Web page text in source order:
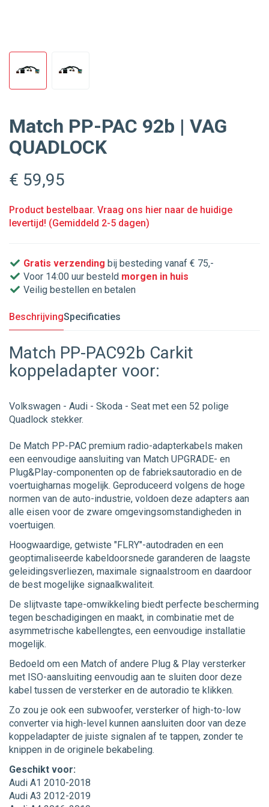
Match PP-PAC 92b | VAG
QUADLOCK
€ 59,95
Product bestelbaar. Vraag ons hier naar de huidige
levertijd! (Gemiddeld 2-5 dagen)
Gratis verzending bij besteding vanaf € 75,-
Voor 14:00 uur besteld morgen in huis
Veilig bestellen en betalen
BeschrijvingSpecificaties
Match PP-PAC92b Carkit
koppeladapter voor:
Volkswagen - Audi - Skoda - Seat met een 52 polige
Quadlock stekker.
De Match PP-PAC premium radio-adapterkabels maken
een eenvoudige aansluiting van Match UPGRADE- en
Plug&Play-componenten op de fabrieksautoradio en de
voertuigharnas mogelijk. Geproduceerd volgens de hoge
normen van de auto-industrie, voldoen deze adapters aan
alle eisen voor de zware omgevingsomstandigheden in
voertuigen.
Hoogwaardige, getwiste "FLRY"-autodraden en een
geoptimaliseerde kabeldoorsnede garanderen de laagste
geleidingsverliezen, maximale signaalstroom en daardoor
de best mogelijke signaalkwaliteit.
De slijtvaste tape-omwikkeling biedt perfecte bescherming
tegen beschadigingen en maakt, in combinatie met de
asymmetrische kabellengtes, een eenvoudige installatie
mogelijk.
Bedoeld om een Match of andere Plug & Play versterker
met ISO-aansluiting eenvoudig aan te sluiten door deze
kabel tussen de versterker en de autoradio te klikken.
Zo zou je ook een subwoofer, versterker of high-to-low
converter via high-level kunnen aansluiten door van deze
koppeladapter de juiste signalen af te tappen, zonder te
knippen in de originele bekabeling.
Geschikt voor:
Audi A1 2010-2018
Audi A3 2012-2019